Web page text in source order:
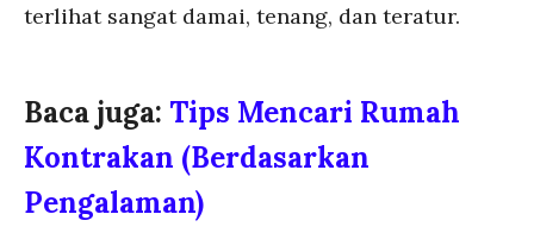
terlihat sangat damai, tenang, dan teratur.
Baca juga: Tips Mencari Rumah
Kontrakan (Berdasarkan
Pengalaman)